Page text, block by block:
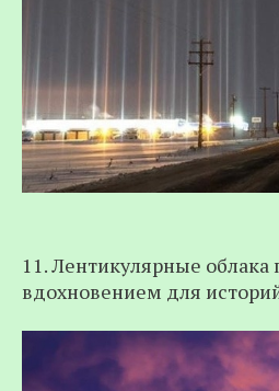
11. Лентикулярные облака
вдохновением для